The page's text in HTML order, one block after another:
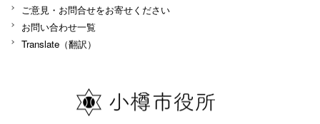
ご意見・お問合せをお寄せください
お問い合わせ一覧
Translate（翻訳）